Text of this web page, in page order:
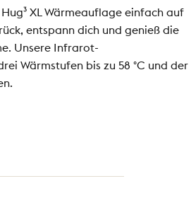
XL Wärmeauflage einfach auf
entspann dich und genieß die
Unsere Infrarot-
Wärmstufen bis zu 58 °C und der